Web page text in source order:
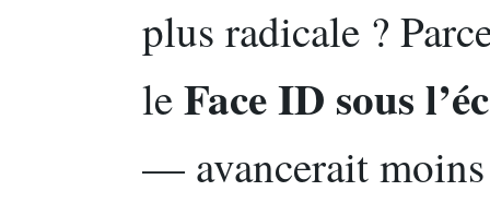
plus radicale ?
leFace ID sous
— avancerait